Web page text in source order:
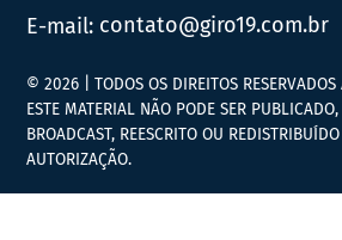
E-mail: contato@giro19.com.br
© 2026 | TODOS OS DIREITOS RESERVADOS
ESTE MATERIAL NÃO PODE SER
BROADCAST, REESCRITO OU
AUTORIZAÇÃO.